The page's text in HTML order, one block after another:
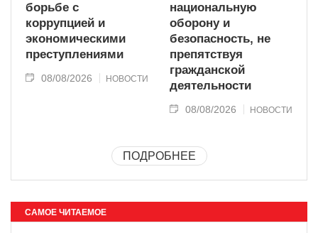
борьбе с
коррупцией и
экономическими
преступлениями
08/08/2026 НОВОСТИ
национальную
оборону и
безопасность, не
препятствуя
гражданской
деятельности
08/08/2026 НОВОСТИ
ПОДРОБНЕЕ
САМОЕ ЧИТАЕМОЕ